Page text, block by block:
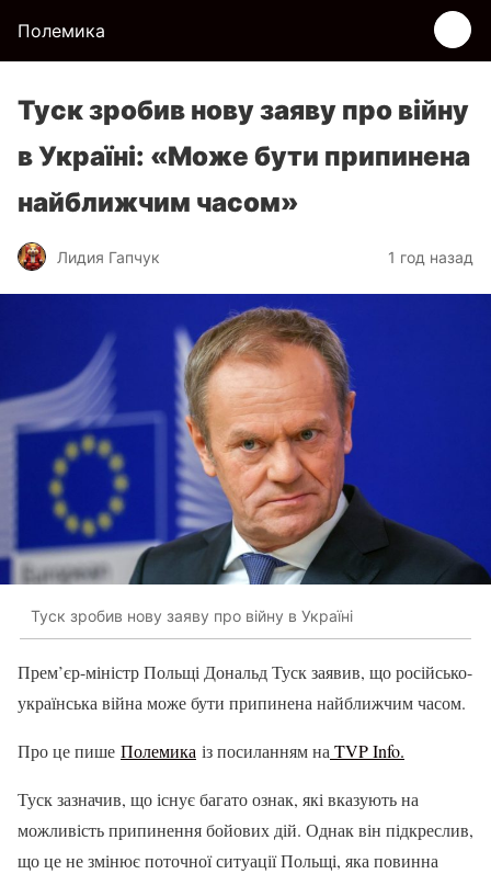
Полемика
Туск зробив нову заяву про війну
в Україні: «Може бути припинена
найближчим часом»
Лидия Гапчук 1 год назад
Туск зробив нову заяву про війну в Україні
Прем’єр-міністр Польщі Дональд Туск заявив, що російсько-
українська війна може бути припинена найближчим часом.
Про це пише Полемика із посиланням на TVP Info.
Туск зазначив, що існує багато ознак, які вказують на
можливість припинення бойових дій. Однак він підкреслив,
що це не змінює поточної ситуації Польщі, яка повинна